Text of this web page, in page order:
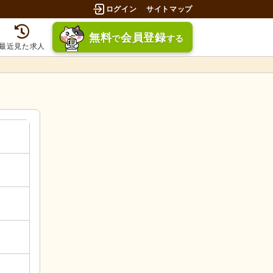
ログイン サイトマップ
近見た求人
無料で会員登録する